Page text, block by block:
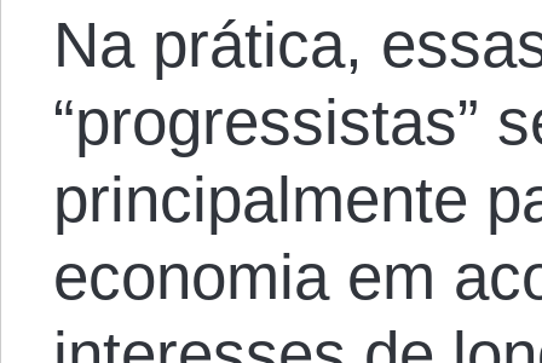
Na prática,
“progressistas”
principalmente
economia em